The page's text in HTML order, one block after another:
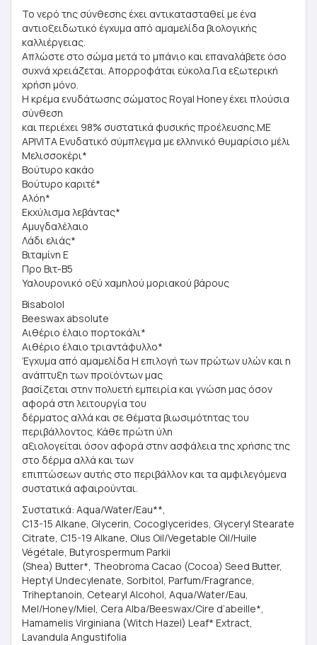
Το νερό της σύνθεσης έχει αντικατασταθεί με ένα
αντιοξειδωτικό έγχυμα από αμαμελίδα βιολογικής
καλλιέργειας.
Απλώστε στο σώμα μετά το μπάνιο και επαναλάβετε όσο
συχνά χρειάζεται. Απορροφάται εύκολα.Για εξωτερική
χρήση μόνο.
Η κρέμα ενυδάτωσης σώματος Royal Honey έχει πλούσια
σύνθεση
και περιέχει 98% συστατικά φυσικής προέλευσης.ΜΕ
APIVITA Ενυδατικό σύμπλεγμα με ελληνικό θυμαρίσιο μέλι
Μελισσοκέρι*
Βούτυρο κακάο
Βούτυρο καριτέ*
Αλόη*
Εκχύλισμα λεβάντας*
Αμυγδαλέλαιο
Λάδι ελιάς*
Βιταμίνη E
Προ Βιτ-B5
Υαλουρονικό οξύ χαμηλού μοριακού βάρους
Bisabolol
Βeeswax absolute
Αιθέριο έλαιο πορτοκάλι*
Αιθέριο έλαιο τριαντάφυλλο*
Έγχυμα από αμαμελίδα Η επιλογή των πρώτων υλών και η
ανάπτυξη των προϊόντων μας
βασίζεται στην πολυετή εμπειρία και γνώση μας όσον
αφορά στη λειτουργία του
δέρματος αλλά και σε θέματα βιωσιμότητας του
περιβάλλοντος. Κάθε πρώτη ύλη
αξιολογείται όσον αφορά στην ασφάλεια της χρήσης της
στο δέρμα αλλά και των
επιπτώσεων αυτής στο περιβάλλον και τα αμφιλεγόμενα
συστατικά αφαιρούνται.
Συστατικά: Aqua/Water/Eau**,
C13-15 Alkane, Glycerin, Cocoglycerides, Glyceryl Stearate
Citrate, C15-19 Alkane, Olus Oil/Vegetable Oil/Huile
Végétale, Butyrospermum Parkii
(Shea) Butter*, Theobroma Cacao (Cocoa) Seed Butter,
Heptyl Undecylenate, Sorbitol, Parfum/Fragrance,
Triheptanoin, Cetearyl Alcohol, Aqua/Water/Eau,
Mel/Honey/Miel, Cera Alba/Beeswax/Cire d’abeille*,
Hamamelis Virginiana (Witch Hazel) Leaf* Extract,
Lavandula Angustifolia